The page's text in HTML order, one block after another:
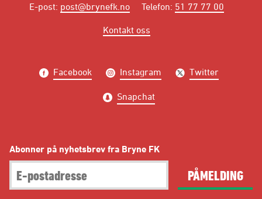
E-post: post@brynefk.no Telefon: 51 77 77 00
Kontakt oss
Facebook Instagram Twitter
Snapchat
Abonner på nyhetsbrev fra Bryne FK
PÅMELDING